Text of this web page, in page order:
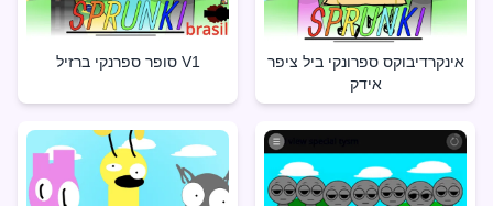
סופר ספרנקי ברזיל V1
אינקרדיבוקס ספרונקי ביל ציפר
אידק